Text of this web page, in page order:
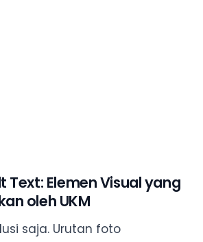
Text: Elemen Visual yang
oleh UKM
saja. Urutan foto